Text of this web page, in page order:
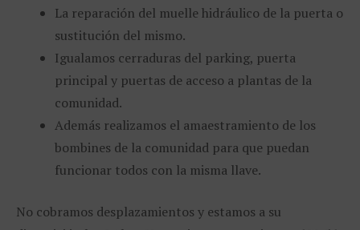
La reparación del muelle hidráulico de la puerta o
sustitución del mismo.
Igualamos cerraduras del parking, puerta
principal y puertas de acceso a plantas de la
comunidad.
Además realizamos el amaestramiento de los
bombines de la comunidad para que puedan
funcionar todos con la misma llave.
No cobramos desplazamientos y estamos a su